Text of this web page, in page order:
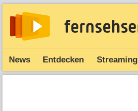
News Entdecken Streaming